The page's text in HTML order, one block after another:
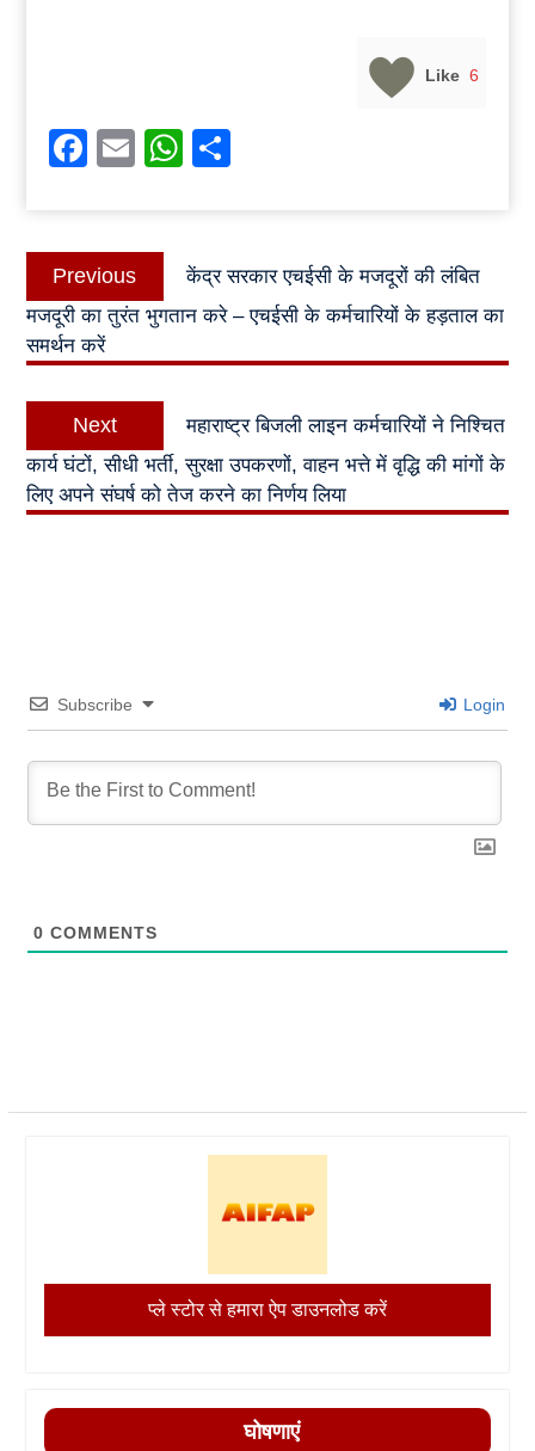
Like 6
Facebook
EmailWhatsApp
Post
navigation
Previous
Previous
post:
केंद्र सरकार एचईसी के मजदूरों की लंबित
मजदूरी का तुरंत भुगतान करे – एचईसी के कर्मचारियों के हड़ताल का
समर्थन करें
Next
post:
महाराष्ट्र बिजली लाइन कर्मचारियों ने निश्चित
कार्य घंटों, सीधी भर्ती, सुरक्षा उपकरणों, वाहन भत्ते में वृद्धि की मांगों के
लिए अपने संघर्ष को तेज करने का निर्णय लिया
Subscribe Login
0 COMMENTS
प्ले स्टोर से हमारा ऐप डाउनलोड करें
घोषणाएं